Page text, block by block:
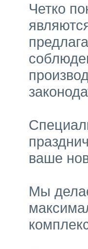
Четко
ваше
Мы